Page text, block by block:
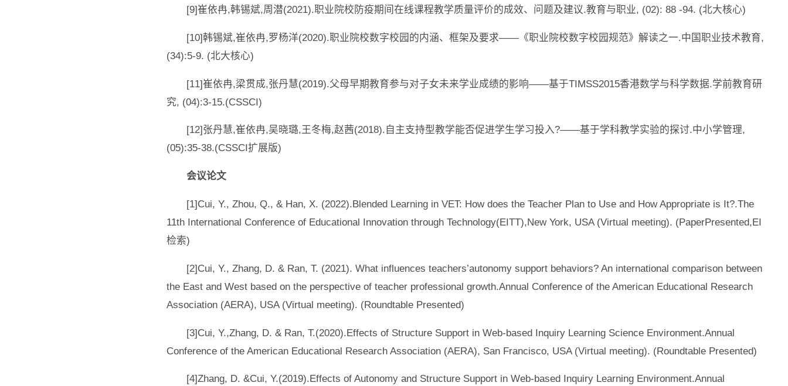
[9]崔依冉,韩锡斌,周潜(2021).职业院校防疫期间在线课程教学质量评价的成效、问题及建议.教育与职业, (02): 88 -94. (北大核心)
[10]韩锡斌,崔依冉,罗杨洋(2020).职业院校数字校园的内涵、框架及要求——《职业院校数字校园规范》解读之一.中国职业技术教育,
(34):5-9. (北大核心)
[11]崔依冉,梁贯成,张丹慧(2019).父母早期教育参与对子女未来学业成绩的影响——基于TIMSS2015香港数学与科学数据.学前教育研
究, (04):3-15.(CSSCI)
[12]张丹慧,崔依冉,吴晓璐,王冬梅,赵茜(2018).自主支持型教学能否促进学生学习投入?——基于学科教学实验的探讨.中小学管理,
(05):35-38.(CSSCI扩展版)
会议论文
[1]Cui, Y., Zhou, Q., & Han, X. (2022).Blended Learning in VET: How does the Teacher Plan to Use and How Appropriate is It?.The
11th International Conference of Educational Innovation through Technology(EITT),New York, USA (Virtual meeting). (PaperPresented,EI
检索)
[2]Cui, Y., Zhang, D. & Ran, T. (2021). What influences teachers’autonomy support behaviors? An international comparison between
the East and West based on the perspective of teacher professional growth.Annual Conference of the American Educational Research
Association (AERA), USA (Virtual meeting). (Roundtable Presented)
[3]Cui, Y.,Zhang, D. & Ran, T.(2020).Effects of Structure Support in Web-based Inquiry Learning Science Environment.Annual
Conference of the American Educational Research Association (AERA), San Francisco, USA (Virtual meeting). (Roundtable Presented)
[4]Zhang, D. &Cui, Y.(2019).Effects of Autonomy and Structure Support in Web-based Inquiry Learning Environment.Annual